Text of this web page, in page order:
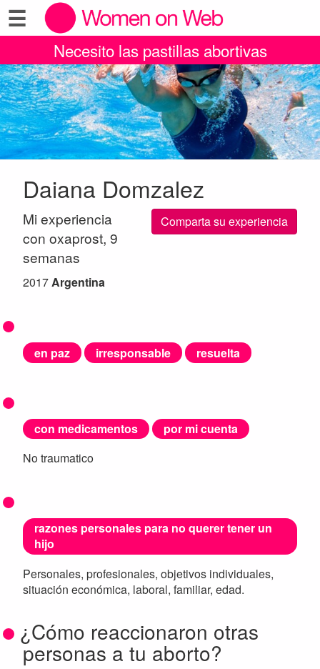
☰
Necesito las pastillas abortivas
Daiana Domzalez
Comparta su experiencia
Mi experiencia
con oxaprost, 9
semanas
2017Argentina
en paz irresponsable resuelta
con medicamentos
por mi cuenta
No traumatico
razones personales para no querer tener un
hijo
Personales, profesionales, objetivos individuales,
situación económica, laboral, familiar, edad.
¿Cómo reaccionaron otras
personas a tu aborto?